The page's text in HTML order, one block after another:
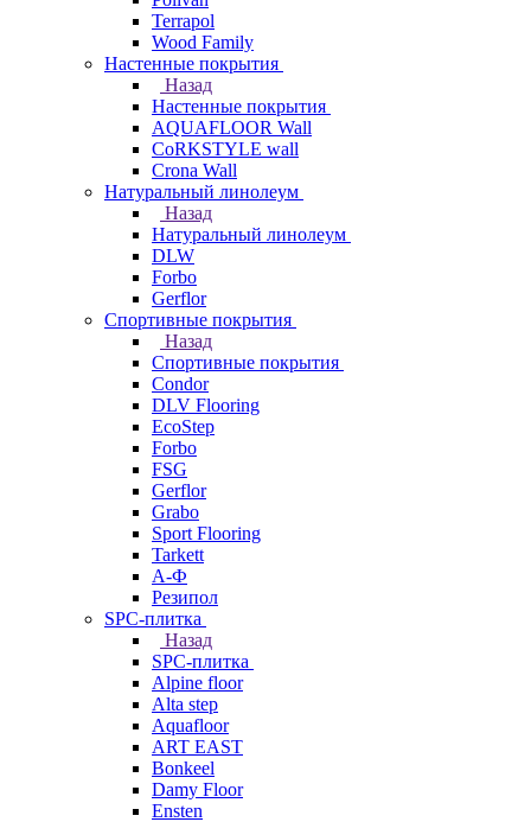
Terrapol
Wood Family
Настенные покрытия
Назад
Настенные покрытия
AQUAFLOOR Wall
CoRKSTYLE wall
Crona Wall
Натуральный линолеум
Назад
Натуральный линолеум
DLW
Forbo
Gerflor
Спортивные покрытия
Назад
Спортивные покрытия
Condor
DLV Flooring
EcoStep
Forbo
FSG
Gerflor
Grabo
Sport Flooring
Tarkett
А-Ф
Резипол
SPC-плитка
Назад
SPC-плитка
Alpine floor
Alta step
Aquafloor
ART EAST
Bonkeel
Damy Floor
Ensten